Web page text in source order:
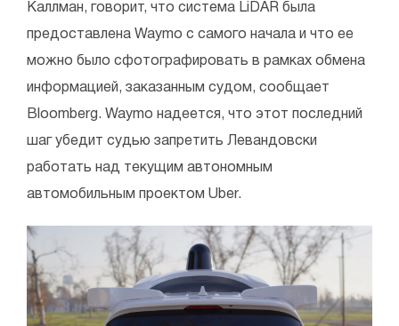
Каллман, говорит, что система LiDAR была
предоставлена Waymo с самого начала и что ее
можно было сфотографировать в рамках обмена
информацией, заказанным судом, сообщает
Bloomberg. Waymo надеется, что этот последний
шаг убедит судью запретить Левандовски
работать над текущим автономным
автомобильным проектом Uber.